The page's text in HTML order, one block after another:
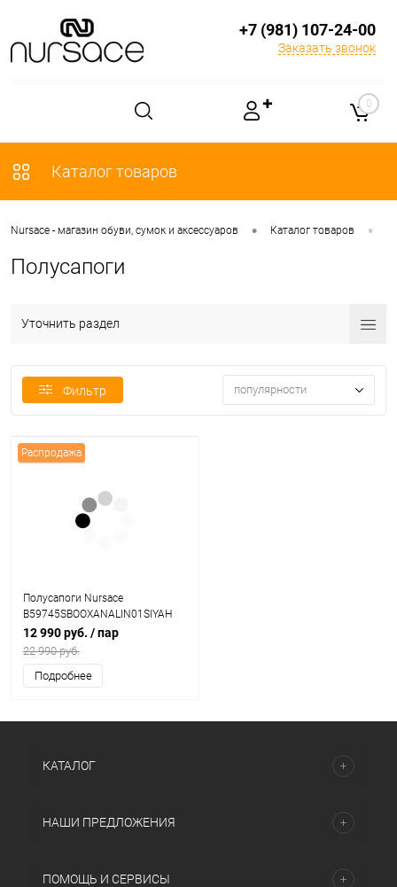
+7 (981) 107-24-00
Заказать звонок
✚ 0
Каталог товаров
Nursace - магазин обуви, сумок и аксессуаров • Каталог товаров •
Полусапоги
Уточнить раздел
Фильтр популярности
Распродажа
Полусапоги Nursace
B59745SBOOXANALIN01SIYAH
12 990 руб. / пар
22 990 руб.
Подробнее
КАТАЛОГ
НАШИ ПРЕДЛОЖЕНИЯ
ПОМОЩЬ И СЕРВИСЫ